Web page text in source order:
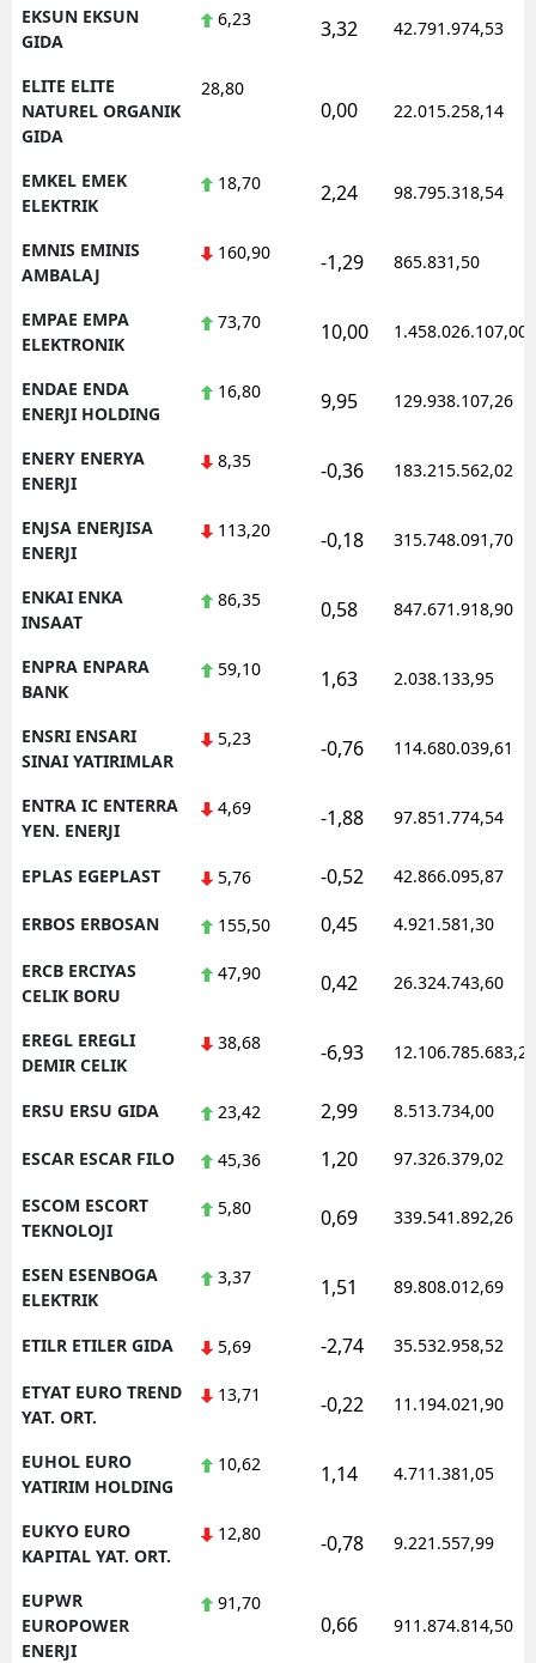
EKSUN EKSUN
GIDA
6,23 3,32 42.791.974,53
ELITE ELITE
NATUREL ORGANIK
GIDA
28,80
0,00 22.015.258,14
EMKEL EMEK
ELEKTRIK
18,70 2,24 98.795.318,54
EMNIS EMINIS
AMBALAJ
160,90 -1,29 865.831,50
EMPAE EMPA
ELEKTRONIK
73,70 10,00 1.458.026.107,00
ENDAE ENDA
ENERJI HOLDING
16,80 9,95 129.938.107,26
ENERY ENERYA
ENERJI
8,35 -0,36 183.215.562,02
ENJSA ENERJISA
ENERJI
113,20 -0,18 315.748.091,70
ENKAI ENKA
INSAAT
86,35 0,58 847.671.918,90
ENPRA ENPARA
BANK
59,10 1,63 2.038.133,95
ENSRI ENSARI
SINAI YATIRIMLAR
5,23 -0,76 114.680.039,61
ENTRA IC ENTERRA
YEN. ENERJI
4,69 -1,88 97.851.774,54
EPLAS EGEPLAST 5,76 -0,52 42.866.095,87
ERBOS ERBOSAN 155,50 0,45 4.921.581,30
ERCB ERCIYAS
CELIK BORU
47,90 0,42 26.324.743,60
EREGL EREGLI
DEMIR CELIK
38,68 -6,93 12.106.785.683,20
ERSU ERSU GIDA 23,42 2,99 8.513.734,00
ESCAR ESCAR FILO 45,36 1,20 97.326.379,02
ESCOM ESCORT
TEKNOLOJI
5,80 0,69 339.541.892,26
ESEN ESENBOGA
ELEKTRIK
3,37 1,51 89.808.012,69
ETILR ETILER GIDA 5,69 -2,74 35.532.958,52
ETYAT EURO TREND
YAT. ORT.
13,71 -0,22 11.194.021,90
EUHOL EURO
YATIRIM HOLDING
10,62 1,14 4.711.381,05
EUKYO EURO
KAPITAL YAT. ORT.
12,80 -0,78 9.221.557,99
EUPWR
EUROPOWER
ENERJI
91,70
0,66 911.874.814,50